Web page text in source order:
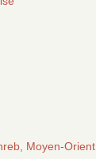
Moyen-Orient